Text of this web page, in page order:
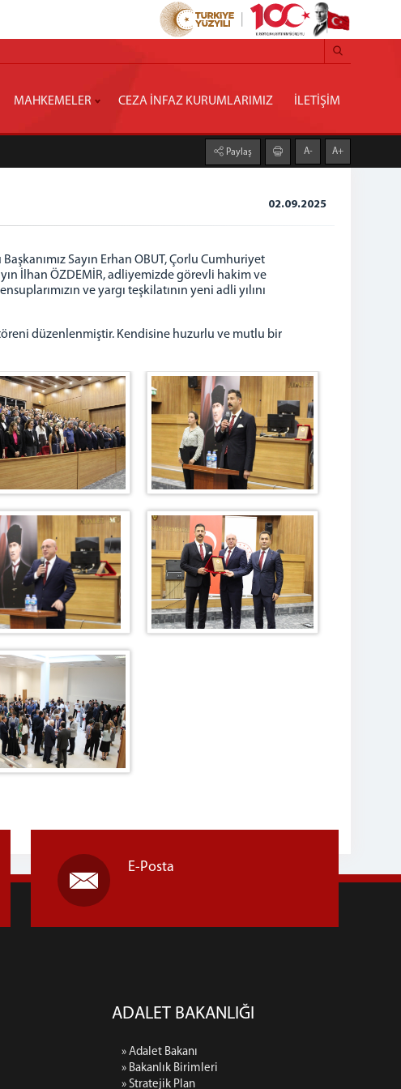
MAHKEMELER CEZA İNFAZ KURUMLARIMIZ İLETİŞİM
Paylaş A- A+
02.09.2025
Sayın Erhan OBUT, Çorlu Cumhuriyet
İlhan ÖZDEMİR, adliyemizde görevli hakim ve
ve yargı teşkilatının yeni adli yılını
düzenlenmiştir. Kendisine huzurlu ve mutlu bir
E-Posta
ADALET BAKANLIĞI
» Adalet Bakanı
» Bakanlık Birimleri
» Stratejik Plan